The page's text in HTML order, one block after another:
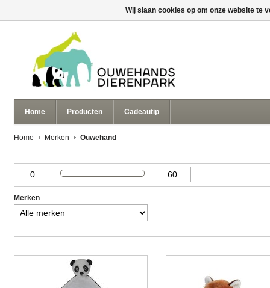
Home Producten Cadeautip
Home Merken Ouwehand
Merken
Wij slaan cookies op om onze website te